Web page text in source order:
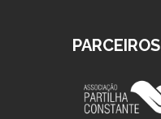
PARCEIROS